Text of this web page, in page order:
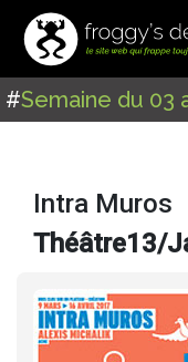
#Semaine du 03
Intra Muros
Théâtre13/